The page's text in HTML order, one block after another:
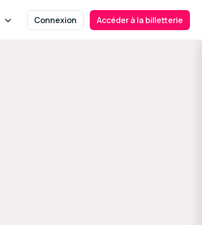
Connexion Accéder à la billetterie